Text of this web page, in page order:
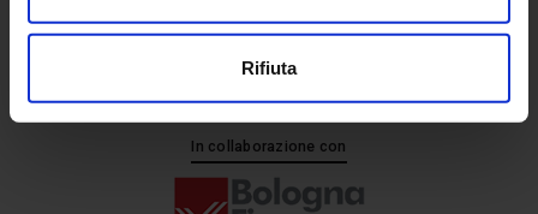
Rifiuta
In collaborazione con